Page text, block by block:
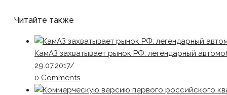
Читайте также
КамАЗ захватывает рынок РФ: легендарный
29.07.2017/
0 Comments